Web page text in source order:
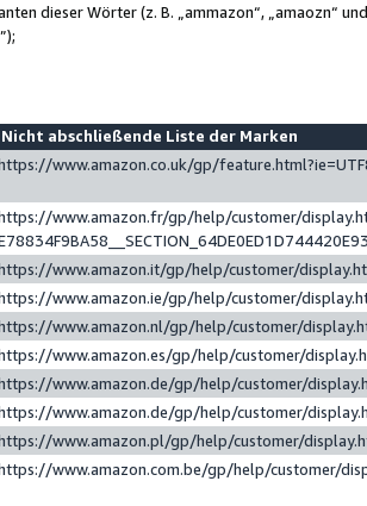
dieser Wörter (z. B. „ammazon“, „amaozn“
”);
Nicht abschließende Liste der Marken
www.amazon.co.uk/gp/
www.amazon.fr/gp/help/customer/
www.amazon.it/gp/help/customer/
www.amazon.ie/gp/help/customer/
www.amazon.nl/gp/help/customer/
www.amazon.es/gp/help/customer/
www.amazon.de/gp/help/customer/
www.amazon.de/gp/help/customer/
www.amazon.pl/gp/help/customer/
www.amazon.com.be/gp/help/customer/